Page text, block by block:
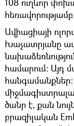
Ավիացիայի
Խաչատրյանը
համարում։ Այդ
հանգամանքներ։
ծանր է, քան
բրազիլական